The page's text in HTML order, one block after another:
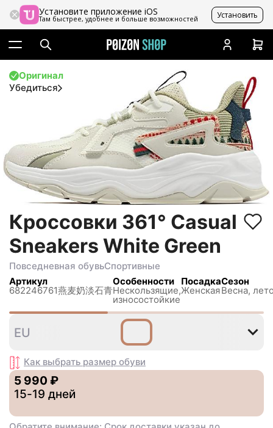
Установите приложение iOS
Там быстрее, удобнее и больше возможностей Установить
Оригинал
Убедиться
Кроссовки 361° Casual
Sneakers White Green
Повседневная обувьСпортивные
Артикул
682246761燕麦奶淡石青
Особенности
Нескользящиe,
износостойкие
Посадка
Женская
Сезон
Весна,
40
EU
Как выбрать размер обуви
5 990 ₽
15-19 дней